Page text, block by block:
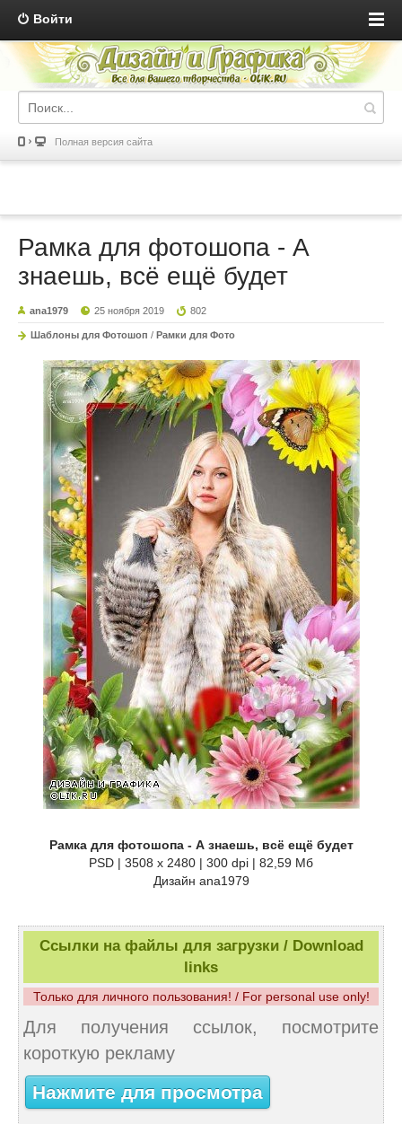
Войти
Полная версия сайта
Рамка для фотошопа - А
знаешь, всё ещё будет
ana1979 25 ноября 2019 802
Шаблоны для Фотошоп / Рамки для Фото
Рамка для фотошопа - А знаешь, всё ещё будет
PSD | 3508 x 2480 | 300 dpi | 82,59 Мб
Дизайн аnа1979
Ссылки на файлы для загрузки / Download
links
Только для личного пользования! / For personal use only!
Для получения ссылок, посмотрите
короткую рекламу
Нажмите для просмотра